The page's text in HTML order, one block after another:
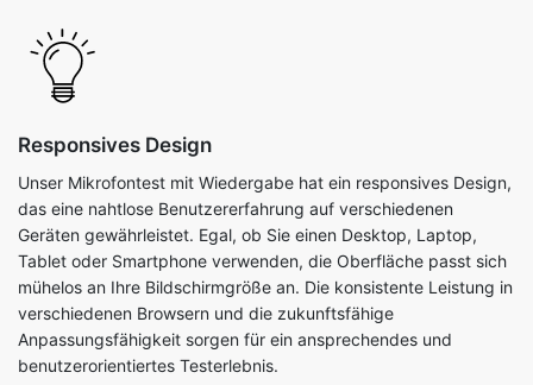
Responsives Design
Unser Mikrofontest mit Wiedergabe hat ein responsives Design,
das eine nahtlose Benutzererfahrung auf verschiedenen
Geräten gewährleistet. Egal, ob Sie einen Desktop, Laptop,
Tablet oder Smartphone verwenden, die Oberfläche passt sich
mühelos an Ihre Bildschirmgröße an. Die konsistente Leistung in
verschiedenen Browsern und die zukunftsfähige
Anpassungsfähigkeit sorgen für ein ansprechendes und
benutzerorientiertes Testerlebnis.